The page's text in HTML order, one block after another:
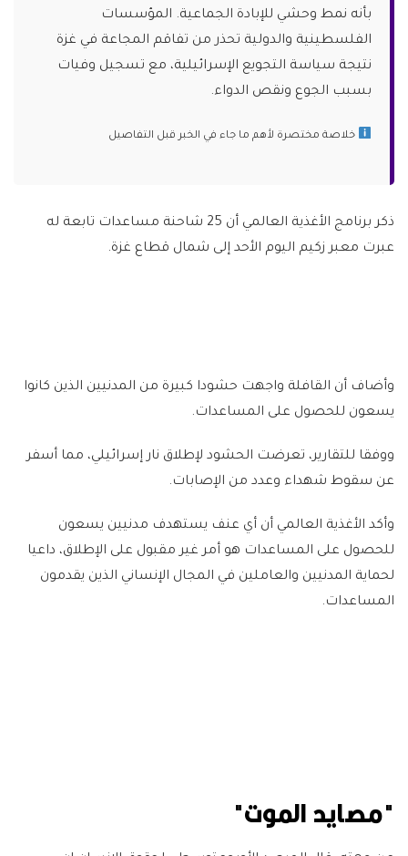
بأنه نمط وحشي للإبادة الجماعية. المؤسسات
الفلسطينية والدولية تحذر من تفاقم المجاعة في غزة
نتيجة سياسة التجويع الإسرائيلية، مع تسجيل وفيات
بسبب الجوع ونقص الدواء.
خلاصة مختصرة لأهم ما جاء في الخبر قبل التفاصيل
ذكر برنامج الأغذية العالمي أن 25 شاحنة مساعدات تابعة له
عبرت معبر زكيم اليوم الأحد إلى شمال قطاع غزة.
وأضاف أن القافلة واجهت حشودا كبيرة من المدنيين الذين كانوا
يسعون للحصول على المساعدات.
ووفقا للتقارير، تعرضت الحشود لإطلاق نار إسرائيلي، مما أسفر
عن سقوط شهداء وعدد من الإصابات.
وأكد الأغذية العالمي أن أي عنف يستهدف مدنيين يسعون
للحصول على المساعدات هو أمر غير مقبول على الإطلاق، داعيا
لحماية المدنيين والعاملين في المجال الإنساني الذين يقدمون
المساعدات.
"مصايد الموت"